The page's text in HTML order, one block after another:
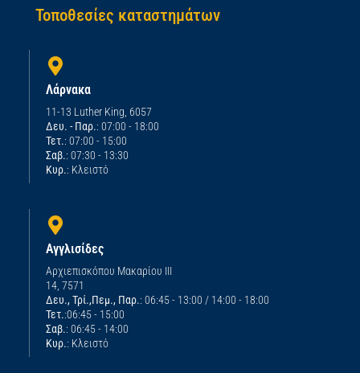
Τοποθεσίες καταστημάτων
Λάρνακα
11-13 Luther King, 6057
Δευ. - Παρ.: 07:00 - 18:00
Τετ.: 07:00 - 15:00
Σαβ.: 07:30 - 13:30
Κυρ.: Κλειστό
Αγγλισίδες
Αρχιεπισκόπου Μακαρίου ΙΙΙ
14, 7571
Δευ., Τρί.,Πεμ., Παρ.: 06:45 - 13:00 / 14:00 - 18:00
Τετ.:06:45 - 15:00
Σαβ.: 06:45 - 14:00
Κυρ.: Κλειστό